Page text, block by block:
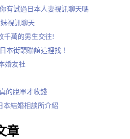
有試過日本人妻視訊聊天嗎
視訊聊天
千萬的男生交往!
本街頭聯誼這裡找！
婚友社
的脫單才收錢
本結婚相談所介紹
章